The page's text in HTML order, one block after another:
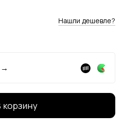
Нашли дешевле?
→
корзину